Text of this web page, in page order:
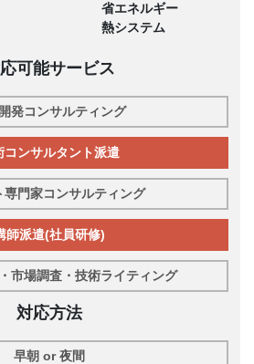
省エネルギー
熱システム
可能サービス
発コンサルティング
コンサルタント派遣
専門家コンサルティング
師派遣(社員研修)
市場調査・技術ライティング
対応方法
早朝 or 夜間